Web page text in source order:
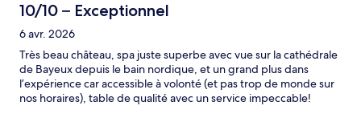
10/10 – Exceptionnel
6 avr. 2026
Très beau château, spa juste superbe avec vue sur la cathédrale
de Bayeux depuis le bain nordique, et un grand plus dans
l’expérience car accessible à volonté (et pas trop de monde sur
nos horaires), table de qualité avec un service impeccable!